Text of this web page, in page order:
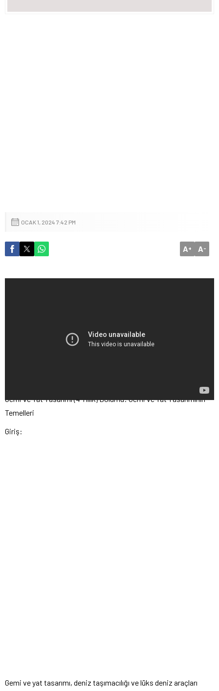
OCAK 1, 2024 7:42 PM
A+ A-
Gemi ve Yat Tasarımı (4 Yıllık) Bölümü: Gemi ve Yat Tasarımının
Temelleri
Giriş:
Gemi ve yat tasarımı, deniz taşımacılığı ve lüks deniz araçları